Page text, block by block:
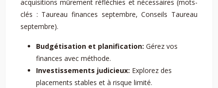
acquisitions mûrement réfléchies et nécessaires (mots-
clés : Taureau finances septembre, Conseils Taureau
septembre).
Budgétisation et planification: Gérez vos
finances avec méthode.
Investissements judicieux: Explorez des
placements stables et à risque limité.